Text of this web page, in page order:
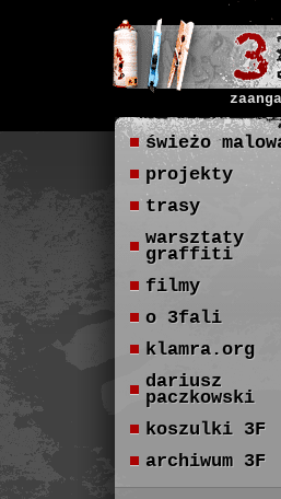
świeżo
projekty
trasy
warsztaty
graffiti
filmy
o 3fali
klamra.org
dariusz
paczkowski
koszulki 3F
archiwum 3F